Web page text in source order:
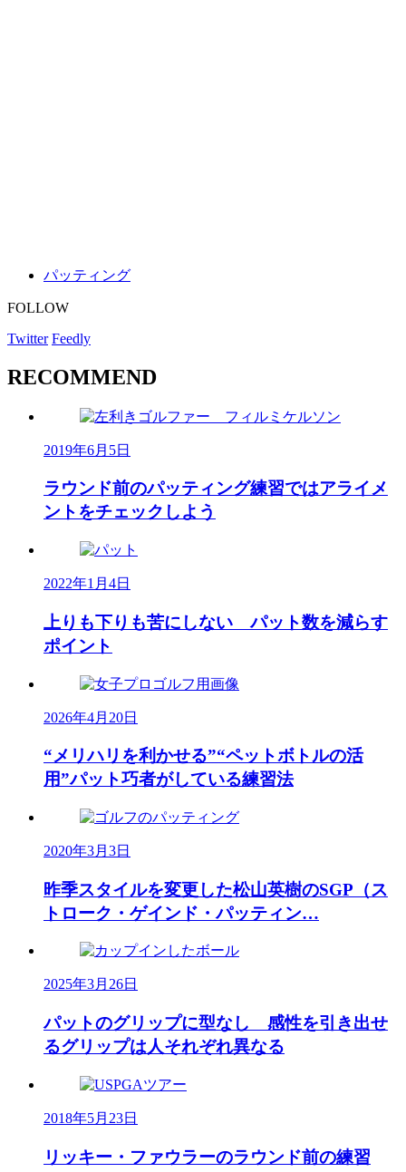
パッティング
FOLLOW
Twitter Feedly
RECOMMEND
2019年6月5日
ラウンド前のパッティング練習ではアライメ
ントをチェックしよう
2022年1月4日
上りも下りも苦にしない パット数を減らす
ポイント
2026年4月20日
“メリハリを利かせる”“ペットボトルの活
用”パット巧者がしている練習法
2020年3月3日
昨季スタイルを変更した松山英樹のSGP（ス
トローク・ゲインド・パッティン…
2025年3月26日
パットのグリップに型なし 感性を引き出せ
るグリップは人それぞれ異なる
2018年5月23日
リッキー・ファウラーのラウンド前の練習